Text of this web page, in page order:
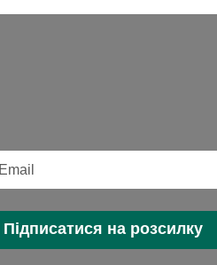
Підписатися на розсилку